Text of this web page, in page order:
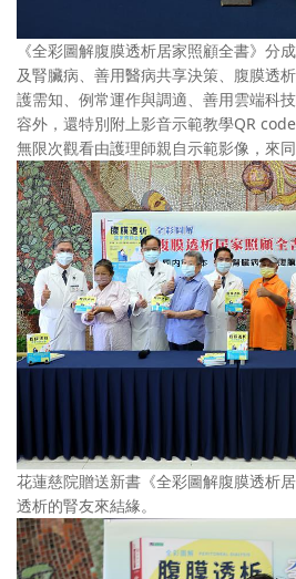
《全彩圖解腹膜透析居家照顧全書》分
及腎臟病、善用醫病共享決策、腹膜透
護需知、例常運作與調適、善用雲端科
容外，還特別附上影音示範教學QR
無限次觀看由護理師親自示範影像，來同
花蓮慈院贈送新書《全彩圖解腹膜透析
透析的腎友來結緣。